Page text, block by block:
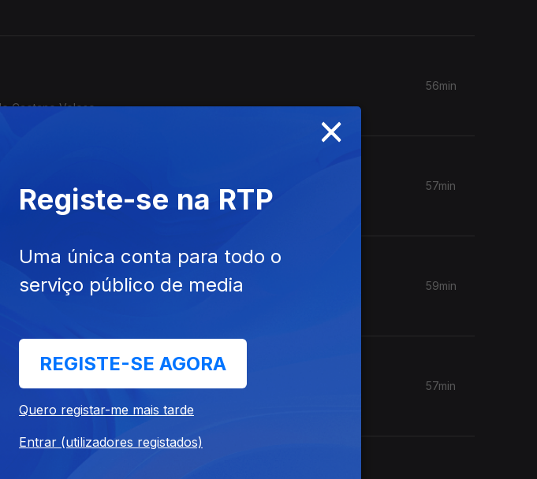
Caetano Veloso
56min
de Holger Czukay e outros.
57min
de Aksak Maboul.
59min
Peter Gordon & Love Of Life Orchestra
57min
×
Registe-se na RTP
Uma única conta para todo o
serviço público de media
REGISTE-SE AGORA
Quero registar-me mais tarde
Entrar (utilizadores registados)